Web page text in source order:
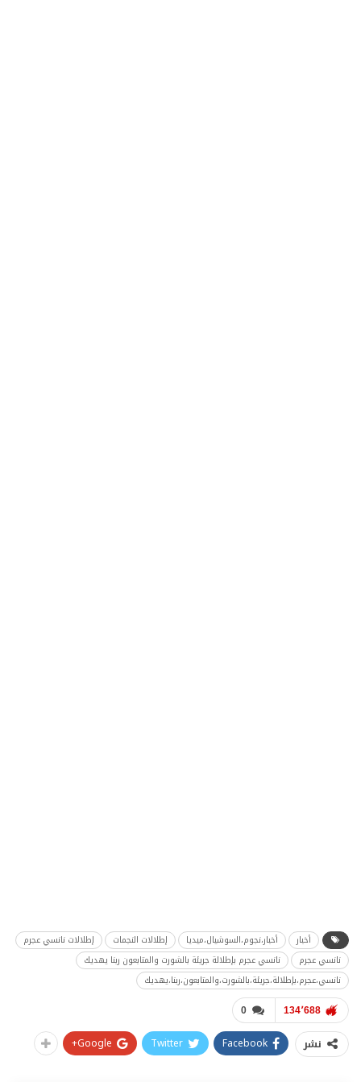
أخبار أخبار،نجوم،السوشيال،ميديا إطلالات النجمات
إطلالات نانسي عجرم
نانسي عجرم
نانسي عجرم بإطلالة جريئة بالشورت والمتابعون ربنا يهديك
نانسي،عجرم،بإطلالة،جريئة،بالشورت،والمتابعون،ربنا،يهديك
0 134٬688
نشر Facebook
Twitter
Google+